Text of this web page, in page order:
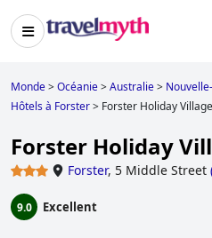
Monde>Océanie>Australie>
Hôtels à Forster> Forster Holiday Village
Forster Holiday
Forster, 5 Middle Street
9.0 Excellent